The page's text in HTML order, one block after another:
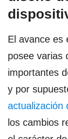
El avance es
posee varias
importantes
y por
actualización
los cambios